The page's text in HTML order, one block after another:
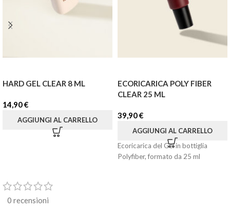
HARD GEL CLEAR 8 ML
14,90€
AGGIUNGI AL CARRELLO
ECORICARICA POLY FIBER
CLEAR 25 ML
39,90€
AGGIUNGI AL CARRELLO
Ecoricarica del Gel in bottiglia
Polyfiber, formato da 25 ml
0 recensioni